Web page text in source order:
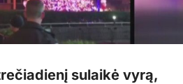
sulaikė vyrą,